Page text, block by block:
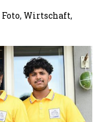
Foto,Wirtschaft,